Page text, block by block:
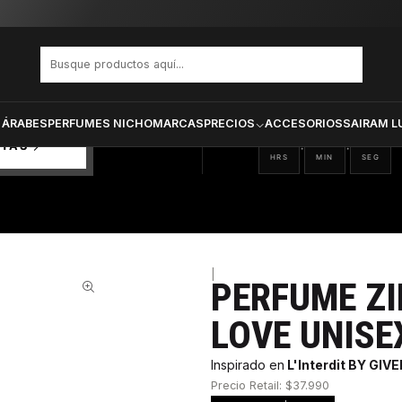
PERFUMES NICHOMARCASPRECIOS ACCESORIOSSAIRAM
17
HRS
: 58
MIN
: 33
SEG
PERFUME
LOVE
Inspirado en L'Interdit BY
Precio Retail: $37.990